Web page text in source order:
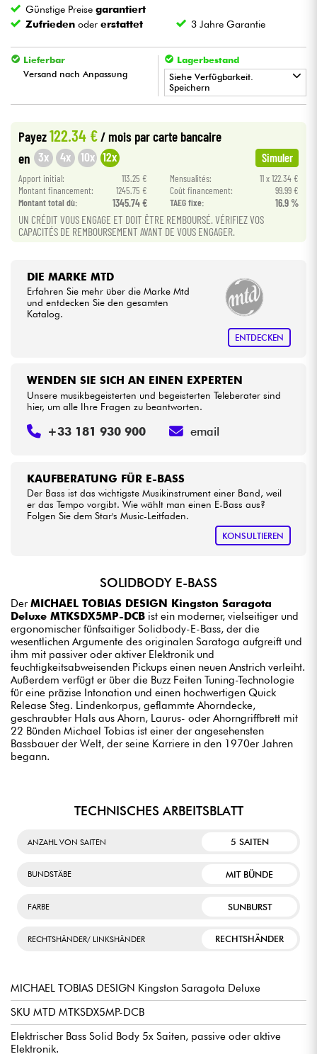
Blasinstrumente
Violinen & Quartett
Kabel & Zubehöre
HiFi
Günstige Preisegarantiert
Zufrieden odererstattet 3 Jahre Garantie
Lieferbar
Versand nach Anpassung
Lagerbestand
Siehe Verfügbarkeit.
Speichern
Payez122.34 €/ mois par carte bancaire
en 3x 4x 10x 12x Simuler
Apport initial: 113.25 € Mensualités:
11 x 122.34 €
Montant financement:
1245.75 € Coût financement:
99.99 €
Montant total dù:
1345.74 € TAEG fixe: 16.9 %
UN CRÉDIT VOUS ENGAGE ET DOIT ÊTRE REMBOURSÉ. VÉRIFIEZ VOS
CAPACITÉS DE REMBOURSEMENT AVANT DE VOUS ENGAGER.
DIE MARKE MTD
Erfahren Sie mehr über die Marke Mtd
und entdecken Sie den gesamten
Katalog.
ENTDECKEN
KAUFBERATUNG FÜR E-BASS
Der Bass ist das wichtigste Musikinstrument einer Band, weil
er das Tempo vorgibt. Wie wählt man einen E-Bass aus?
Folgen Sie dem Star's Music-Leitfaden.
KONSULTIEREN
WENDEN SIE SICH AN EINEN EXPERTEN
Unsere musikbegeisterten und begeisterten Teleberater sind
hier, um alle Ihre Fragen zu beantworten.
+33 181 930 900 email
SOLIDBODY E-BASS
Der MICHAEL TOBIAS DESIGN Kingston Saragota
Deluxe MTKSDX5MP-DCB ist ein moderner, vielseitiger und
ergonomischer fünfsaitiger Solidbody-E-Bass, der die
wesentlichen Argumente des originalen Saratoga aufgreift und
ihm mit passiver oder aktiver Elektronik und
feuchtigkeitsabweisenden Pickups einen neuen Anstrich verleiht.
Außerdem verfügt er über die Buzz Feiten Tuning-Technologie
für eine präzise Intonation und einen hochwertigen Quick
Release Steg. Lindenkorpus, geflammte Ahorndecke,
geschraubter Hals aus Ahorn, Laurus- oder Ahorngriffbrett mit
22 Bünden Michael Tobias ist einer der angesehensten
Bassbauer der Welt, der seine Karriere in den 1970er Jahren
begann.
TECHNISCHES ARBEITSBLATT
ANZAHL VON SAITEN 5 SAITEN
BUNDSTÄBE MIT BÜNDE
FARBE SUNBURST
RECHTSHÄNDER/ LINKSHÄNDER RECHTSHÄNDER
MICHAEL TOBIAS DESIGN Kingston Saragota Deluxe
SKU MTD MTKSDX5MP-DCB
Elektrischer Bass Solid Body 5x Saiten, passive oder aktive
Elektronik.